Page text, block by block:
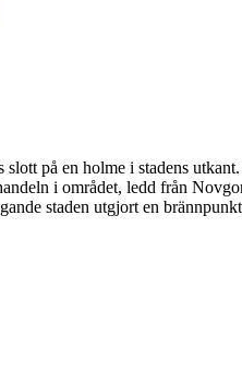
på en holme i stadens
i området, ledd från
staden utgjort en